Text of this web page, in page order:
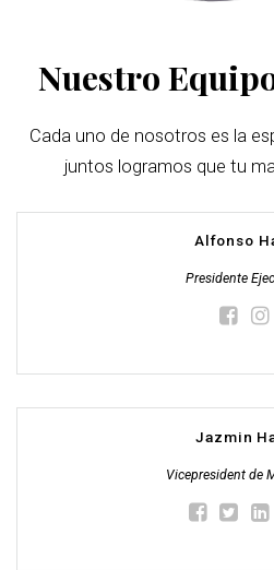
Nuestro
Cada uno de nosotros es la
juntos logramos que tu
Alfonso
Presidente
Jazmin
Vicepresident de